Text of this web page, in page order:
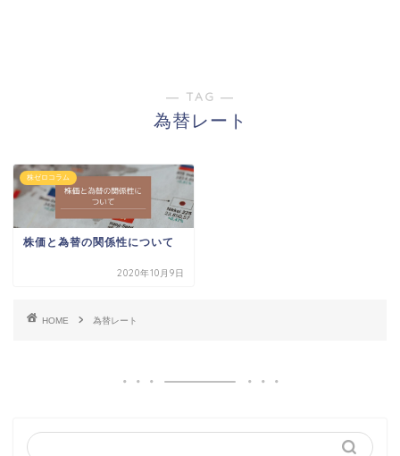
― TAG ―
為替レート
株ゼロコラム
株価と為替の関係性について
2020年10月9日
HOME 為替レート